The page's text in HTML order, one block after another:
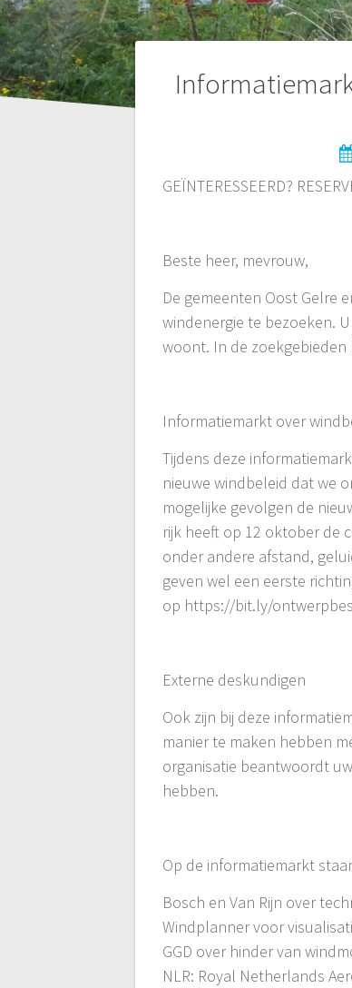
GEÏNTERESSEERD?
Beste heer, mevrouw,
De gemeenten Oost Gelre
windenergie te bezoeken.
woont. In de
Informatiemarkt over
Tijdens deze
nieuwe windbeleid dat we
mogelijke gevolgen de
rijk heeft op 12 oktober de
onder andere afstand,
geven wel een eerste
op https://bit.ly/
Externe deskundigen
Ook zijn bij deze
manier te maken hebben
organisatie beantwoordt
hebben.
Op de informatiemarkt
Bosch en Van Rijn over
Windplanner voor
GGD over hinder van
NLR: Royal Netherlands
Bericht
navigatie